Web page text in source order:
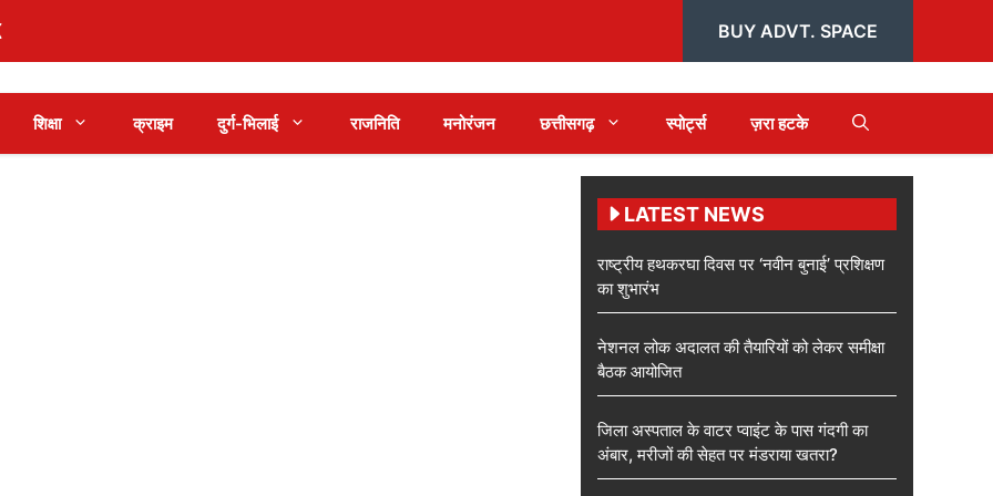
BUY ADVT. SPACE
शिक्षा क्राइम दुर्ग-भिलाई राजनिति मनोरंजन छत्तीसगढ़ स्पोर्ट्स ज़रा हटके
LATEST NEWS
राष्ट्रीय हथकरघा दिवस पर ‘नवीन बुनाई’ प्रशिक्षण
का शुभारंभ
नेशनल लोक अदालत की तैयारियों को लेकर समीक्षा
बैठक आयोजित
जिला अस्पताल के वाटर प्वाइंट के पास गंदगी का
अंबार, मरीजों की सेहत पर मंडराया खतरा?